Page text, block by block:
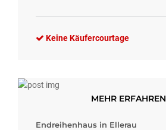
Keine Käufercourtage
MEHR ERFAHREN
Endreihenhaus in Ellerau